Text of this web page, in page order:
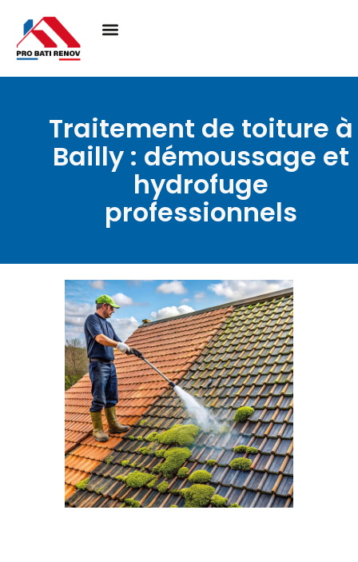
Traitement de toiture à
Bailly : démoussage et
hydrofuge
professionnels